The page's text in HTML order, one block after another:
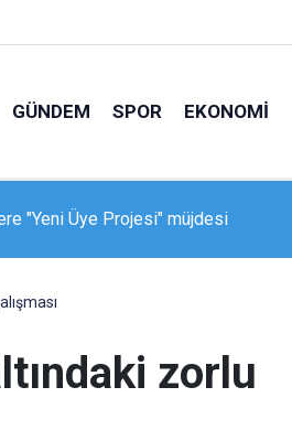
GÜNDEM SPOR EKONOMI
150 metrelik uçuruma yuvarlandı
zorlu